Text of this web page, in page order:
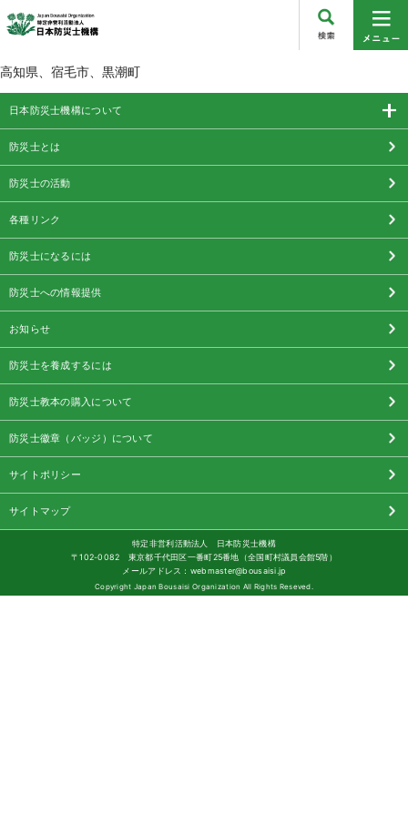
高知県、宿毛市、黒潮町
日本防災士機構について
防災士とは
防災士の活動
各種リンク
防災士になるには
防災士への情報提供
お知らせ
防災士を養成するには
防災士教本の購入について
防災士徽章（バッジ）について
サイトポリシー
サイトマップ
特定非営利活動法人 日本防災士機構
〒102-0082 東京都千代田区一番町25番地（全国町村議員会館5階）
メールアドレス：webmaster@bousaisi.jp
Copyright Japan Bousaisi Organization All Rights Reseved.